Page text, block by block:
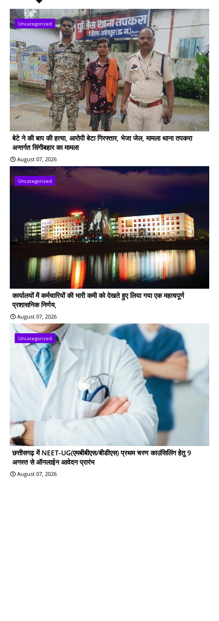
Uncategorized
बेटे ने की बाप की हत्या, आरोपी बेटा गिरफ्तार, भेजा जेल, मामला थाना तपकरा
अन्तर्गत सिंगीबहार का मामला
August 07, 2026
Uncategorized
कार्यालयों में कर्मचारियों की भारी कमी को देखते हुए लिया गया एक महत्वपूर्ण
प्रशासनिक निर्णय,
August 07, 2026
Uncategorized
छत्तीसगढ़ में NEET-UG(एमबीबीएस/बीडीएस) प्रथम चरण काउंसिलिंग हेतु 9
अगस्त से ऑनलाईन आवेदन प्रारंभ
August 07, 2026